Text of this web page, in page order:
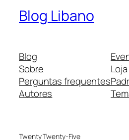
Blog Libano
Blog
Sobre
Perguntas frequentes
Autores
Loja
Twenty Twenty-Five